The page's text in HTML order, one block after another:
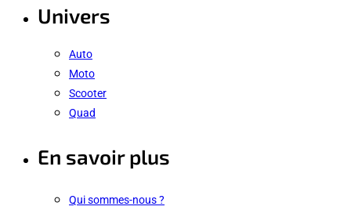
Univers
Auto
Moto
Scooter
Quad
En savoir plus
Qui sommes-nous ?